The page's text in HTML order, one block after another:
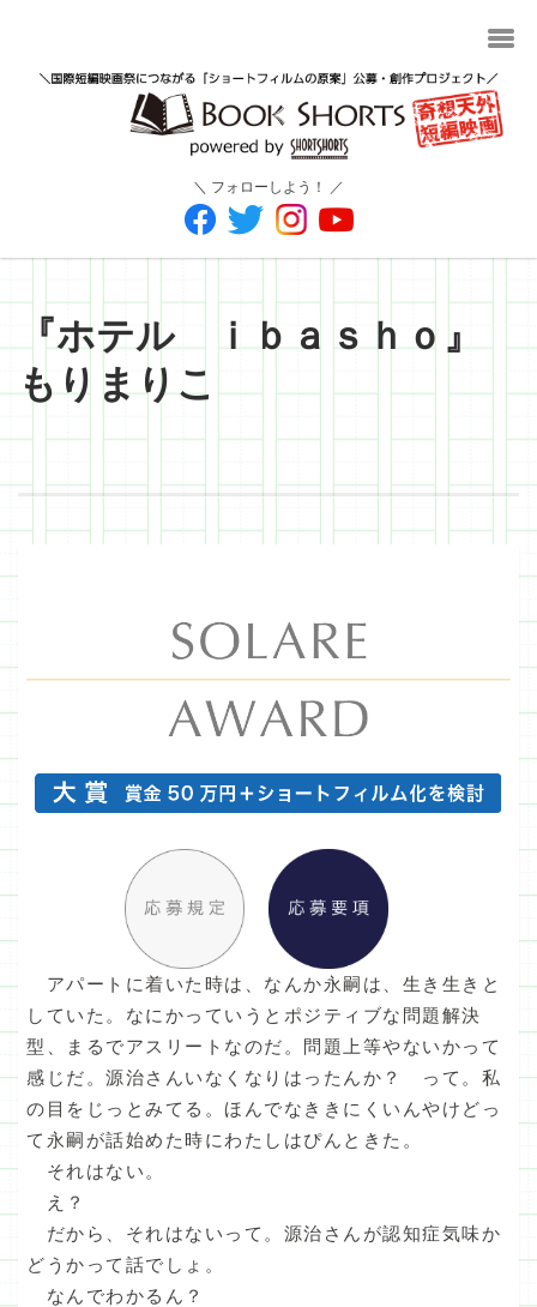
＼ フォローしよう！ ／
『ホテル ｉｂａｓｈｏ』
もりまりこ
アパートに着いた時は、なんか永嗣は、生き生きと
していた。なにかっていうとポジティブな問題解決
型、まるでアスリートなのだ。問題上等やないかって
感じだ。源治さんいなくなりはったんか？ って。私
の目をじっとみてる。ほんでなききにくいんやけどっ
て永嗣が話始めた時にわたしはぴんときた。
それはない。
え？
だから、それはないって。源治さんが認知症気味か
どうかって話でしょ。
なんでわかるん？